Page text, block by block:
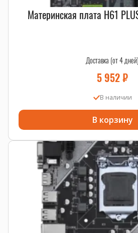
Материнская плата H61
Доставка (от 4 дней)
5 952₽
В наличии
В корзину